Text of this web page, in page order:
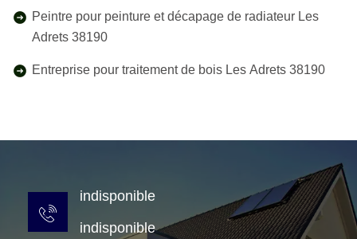
Peintre pour peinture et décapage de radiateur Les
Adrets 38190
Entreprise pour traitement de bois Les Adrets 38190
indisponible
indisponible